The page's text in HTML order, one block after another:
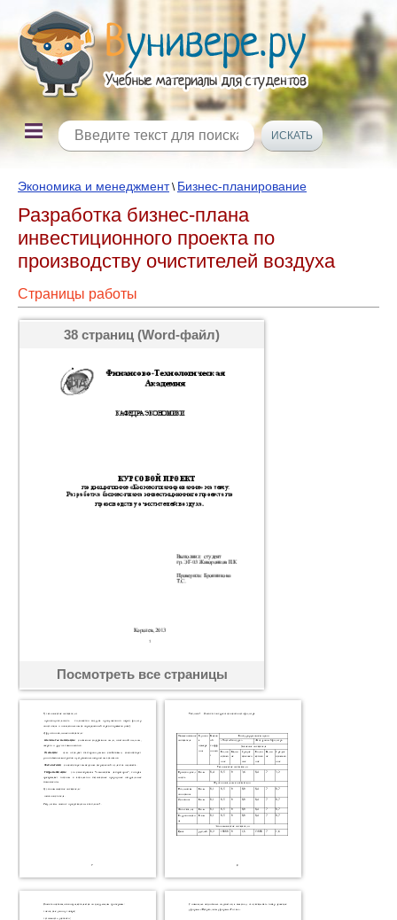
Экономика и менеджмент\ Бизнес-планирование
Разработка бизнес-плана
инвестиционного проекта по
производству очистителей воздуха
Страницы работы
38 страниц (Word-файл)
Посмотреть все страницы